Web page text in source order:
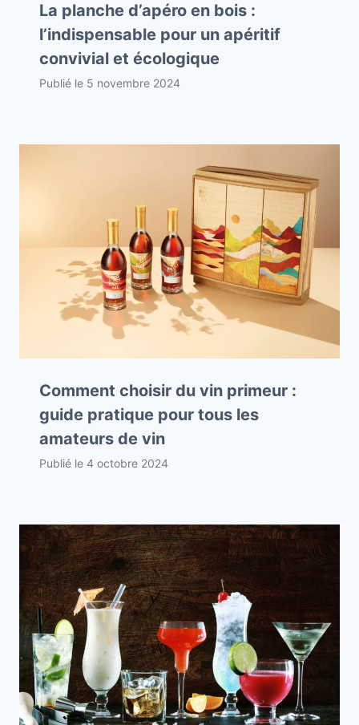
La planche d’apéro en bois :
l’indispensable pour un apéritif
convivial et écologique
Publié le 5 novembre 2024
Comment choisir du vin primeur :
guide pratique pour tous les
amateurs de vin
Publié le 4 octobre 2024